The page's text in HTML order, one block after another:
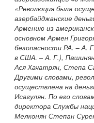
«Революция была
азербайджанские
Армению из
основном Армен
безопасности РА. – А.
в США. – А. Г.),
Ася Хачатрян, Степа
Другими словами,
осуществлена на
Исагулян. По его
директора Службы
Мелконян Степан